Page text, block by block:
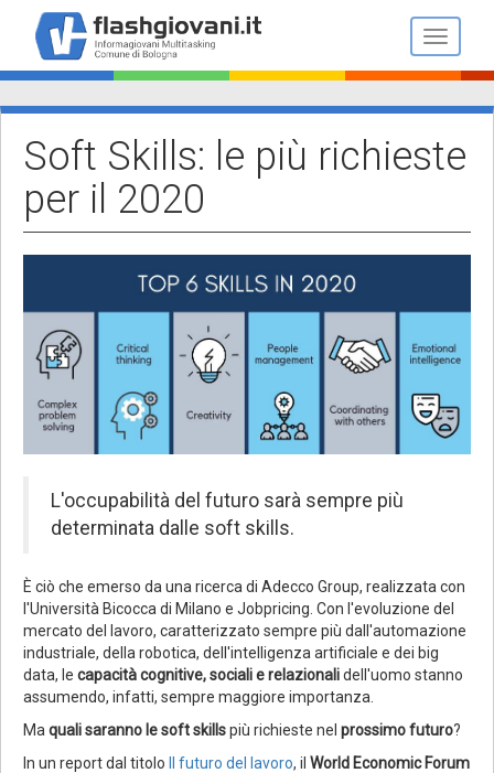
contenuto
principale
Toggle
Soft Skills: le più richieste
per il 2020
L'occupabilità del futuro sarà sempre più
determinata dalle soft skills.
È ciò che emerso da una ricerca di Adecco Group, realizzata con
l'Università Bicocca di Milano e Jobpricing. Con l'evoluzione del
mercato del lavoro, caratterizzato sempre più dall'automazione
industriale, della robotica, dell'intelligenza artificiale e dei big
data, le capacità cognitive, sociali e relazionalidell'uomo stanno
assumendo, infatti, sempre maggiore importanza.
Ma quali saranno le soft skillspiù richieste nel prossimo futuro?
In un report dal titolo
Il futuro del lavoro, il World Economic Forum